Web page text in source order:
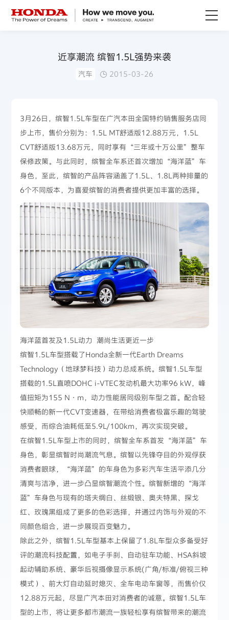
赛事运动
新闻资讯
近享潮流 缤智1.5L强势来袭
汽车 2015-03-26
3月26日，缤智1.5L车型在广汽本田全国特约销售服务店同
步上市，售价分别为：1.5L MT舒适版12.88万元，1.5L
CVT舒适版13.68万元，同时享有“三年或十万公里”整车
保修政策。与此同时，缤智全车系还首次增加“海洋蓝”车
身色，至此，缤智的产品阵容涵盖了1.5L、1.8L两种排量的
6个不同版本，为喜爱缤智的消费者提供更加丰富的选择。
海洋蓝首发及1.5L动力 潮尚生活更近一步
缤智1.5L车型搭载了Honda全新一代Earth Dreams
Technology（地球梦科技）动力总成系统。缤智1.5L车型
搭载的1.5L直喷DOHC i-VTEC发动机最大功率96 kW，峰
值扭矩为155 N·m，动力性能居同级别车型之首。配合轻
快顺畅的新一代CVT变速器，在带给消费者极富乐趣的驾驶
感受，而综合油耗低至5.9L/100km，再次实现突破。
在缤智1.5L车型上市的同时，缤智全车系首发“海洋蓝”车
身色，彰显缤智时尚潮流气息。缤智以先锋夺目的外观俘获
消费者眼球，“海洋蓝”的车身色为多彩汽车生活平添几分
清爽与洁净，进一步凸显缤智潮流个性。缤智新增的“海洋
蓝”车身色与现有的塔夫绸白、丝缎银、奥夫特黑、探戈
红、玫瑰黑组成了更多的色彩选择，并通过内饰与外观的不
同颜色组合，进一步展现百变魅力。
除此之外，缤智1.5L车型基本上保留了1.8L车型众多备受好
评的潮流科技配置，如电子手刹、自动驻车功能、HSA斜坡
起动辅助系统、豪华后视摄像显示系统(广角/标准/俯视三种
模式）、前大灯自动延时熄灭、全车电动车窗等，而售价仅
12.88万元起，尽显广汽本田对消费者的诚意。缤智1.5L车
型的上市，将让更多都市潮流一族轻松享有缤智带来的潮流